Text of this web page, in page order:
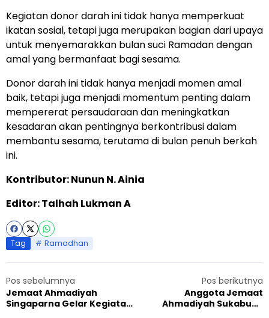
Kegiatan donor darah ini tidak hanya memperkuat
ikatan sosial, tetapi juga merupakan bagian dari upaya
untuk menyemarakkan bulan suci Ramadan dengan
amal yang bermanfaat bagi sesama.
Donor darah ini tidak hanya menjadi momen amal
baik, tetapi juga menjadi momentum penting dalam
mempererat persaudaraan dan meningkatkan
kesadaran akan pentingnya berkontribusi dalam
membantu sesama, terutama di bulan penuh berkah
ini.
Kontributor: Nunun N. Ainia
Editor: Talhah Lukman A
Tag Ramadhan
Pos sebelumnya
Jemaat Ahmadiyah
Singaparna Gelar Kegiatan
Pos berikutnya
Anggota Jemaat
Ahmadiyah Sukabumi